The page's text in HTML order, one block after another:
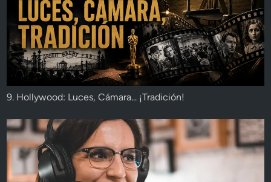
9. Hollywood: Luces, Cámara... ¡Tradición!